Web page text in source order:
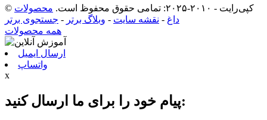
© کپی‌رایت - ۲۰۱۰-۲۰۲۵: تمامی حقوق محفوظ است.
محصولات
داغ - نقشه سایت - وبلاگ برتر - جستجوی برتر
همه محصولات
ارسال ایمیل
واتساپ
x
پیام خود را برای ما ارسال کنید: